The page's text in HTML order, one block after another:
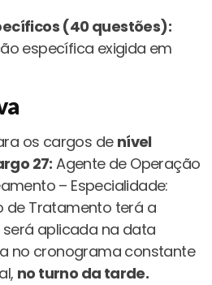
(40 questões):
específica exigida em
os cargos de nível
27: Agente de Operação
– Especialidade:
de Tratamento terá a
será aplicada na data
no cronograma constante
no turno da tarde.